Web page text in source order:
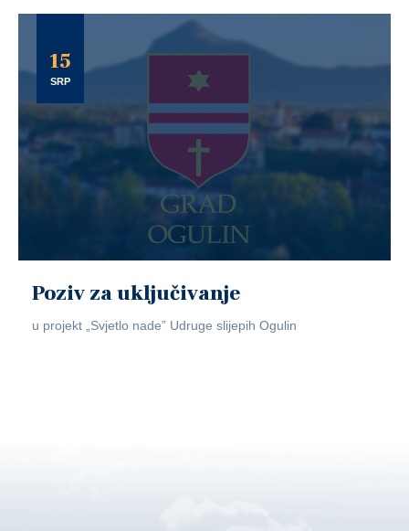
15
SRP
Poziv za uključivanje
u projekt „Svjetlo nade” Udruge slijepih Ogulin